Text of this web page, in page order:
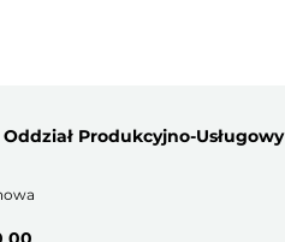
Produkcyjno-Usługowy